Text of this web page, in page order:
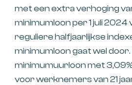
met een extra verhoging
minimumloon per 1 juli
reguliere halfjaarlijkse
minimumloon gaat wel door.
minimumuurloon met
voor werknemers van 21